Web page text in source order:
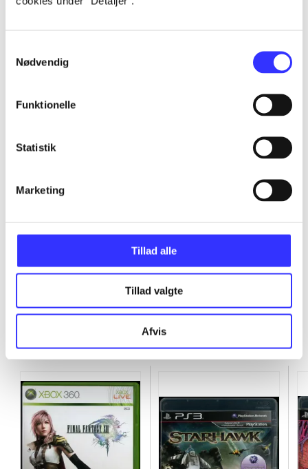
Nødvendig
Funktionelle
Statistik
Marketing
Tillad alle
Tillad valgte
Afvis
...
...
...
...